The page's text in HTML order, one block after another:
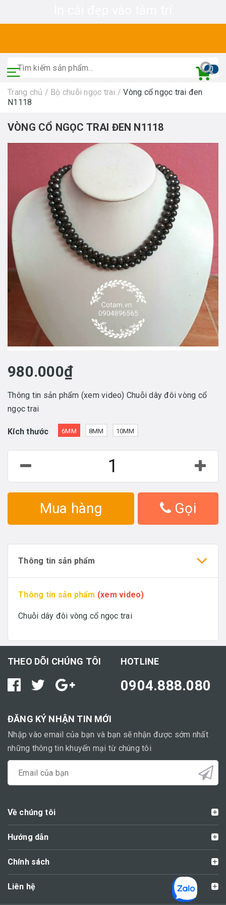
0
Trang chủ / Bộ chuỗi ngọc trai /Vòng cổ ngọc trai đen
N1118
VÒNG CỔ NGỌC TRAI ĐEN N1118
980.000₫
Thông tin sản phẩm (xem video) Chuỗi dây đôi vòng cổ
ngọc trai
Kích thước 6MM 8MM 10MM
Mua hàng Gọi
Thông tin sản phẩm
Thông tin sản phẩm (xem video)
Chuỗi dây đôi vòng cổ ngọc trai
THEO DÕI CHÚNG TÔI HOTLINE
0904.888.080
ĐĂNG KÝ NHẬN TIN MỚI
Nhập vào email của bạn và bạn sẽ nhận được sớm nhất
những thông tin khuyến mại từ chúng tôi
Về chúng tôi
Hướng dẫn
Chính sách
Liên hệ